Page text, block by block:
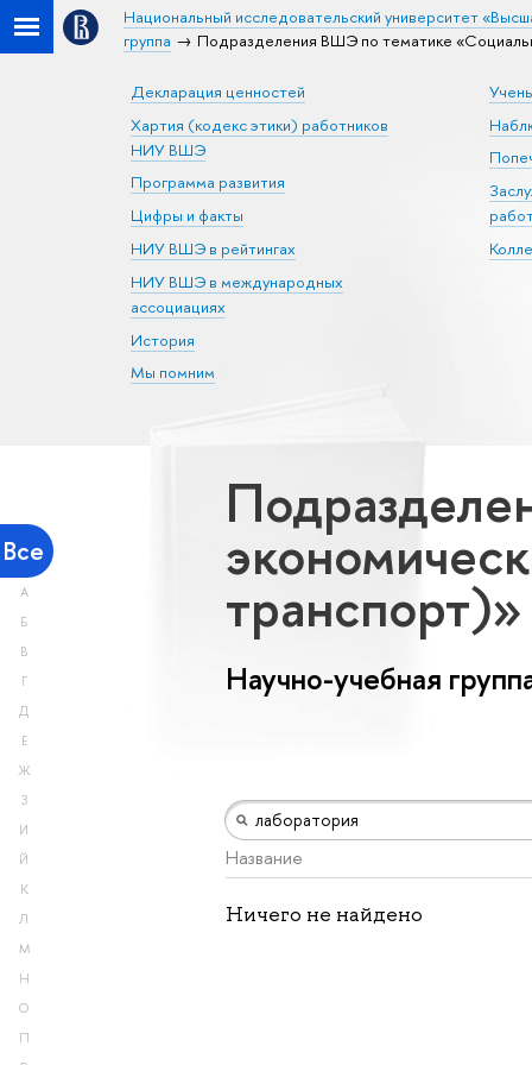
Национальный исследовательский университет
группа
Подразделения ВШЭ по тематике
Декларация ценностей
Хартия (кодекс этики) работников
НИУ ВШЭ
Программа развития
Цифры и факты
НИУ ВШЭ в рейтингах
НИУ ВШЭ в международных
ассоциациях
История
Мы помним
Все
А
Б
В
Г
Д
Е
Ж
З
И
Й
К
Л
М
Н
О
П
транспорт)»
Научно-учебная
Название
Ничего не найдено